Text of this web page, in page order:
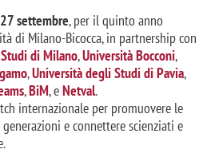
settembre, per il quinto anno
di Milano-Bicocca, in partnership con
di Milano,Università Bocconi,
,Università degli Studi di Pavia,
,BiM, eNetval.
internazionale per promuovere le
e connettere scienziati e